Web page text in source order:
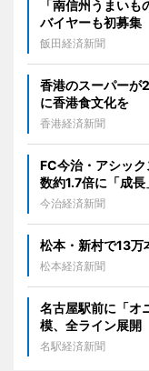
「南信州うまい
バイヤーも初募集
飯田経済新聞
香港のスーパー
に香港食文化を
香港経済新聞
FC今治・アシッ
数約1.7倍に「成長
今治経済新聞
松本・新村で13
松本経済新聞
名古屋駅前に「
模、全ライン展開
名駅経済新聞